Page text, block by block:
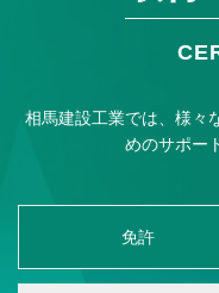
相馬建設工業では、様々
めのサポー
免許